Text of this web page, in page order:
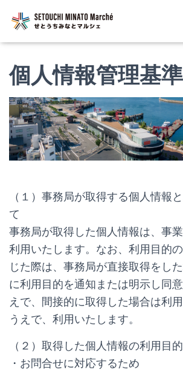
個人情報管理基準
（１）事務局が取得する個人情報
て
事務局が取得した個人情報は、事
利用いたします。なお、利用目的
じた際は、事務局が直接取得をし
に利用目的を通知または明示し同
えで、間接的に取得した場合は利
うえで、利用いたします。
（２）取得した個人情報の利用目
・お問合せに対応するため